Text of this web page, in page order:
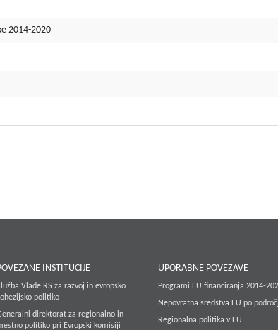
2014-2020
INSTITUCIJE
Vlade RS za razvoj in evropsko
politiko
direktorat za regionalno in
politiko pri Evropski komisiji
UPORABNE POVEZAVE
Programi EU financiranja 2014-
Nepovratna sredstva EU po
Regionalna politika v EU